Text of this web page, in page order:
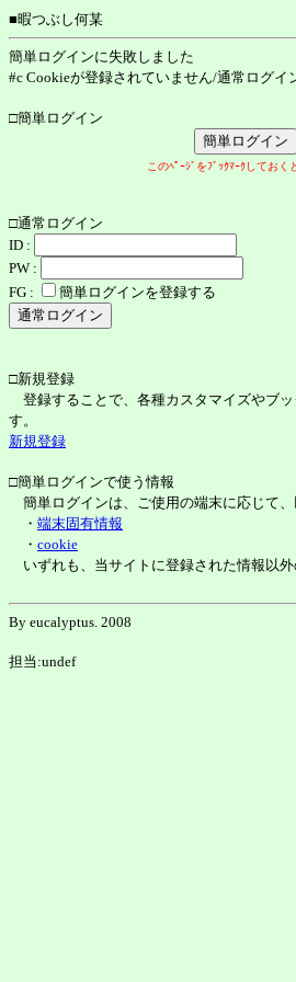
■暇つぶし何某
簡単ログインに失敗しました
#c Cookieが登録されていません/通常ログイ
□簡単ログイン
このﾍﾟｰｼﾞをﾌﾞｯｸﾏｰｸしておく
□通常ログイン
ID :
PW :
FG :
簡単ログインを登録する
□新規登録
登録することで、各種カスタマイズやブ
す。
新規登録
□簡単ログインで使う情報
簡単ログインは、ご使用の端末に応じて、
・ 端末固有情報
・ cookie
いずれも、当サイトに登録された情報以外
By eucalyptus. 2008
担当:undef